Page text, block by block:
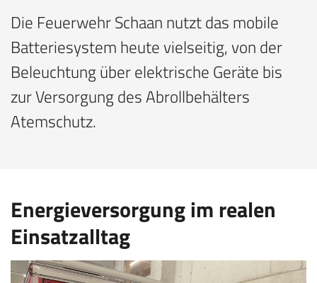
Die Feuerwehr Schaan nutzt das mobile
Batteriesystem heute vielseitig, von der
Beleuchtung über elektrische Geräte bis
zur Versorgung des Abrollbehälters
Atemschutz.
Energieversorgung im realen
Einsatzalltag